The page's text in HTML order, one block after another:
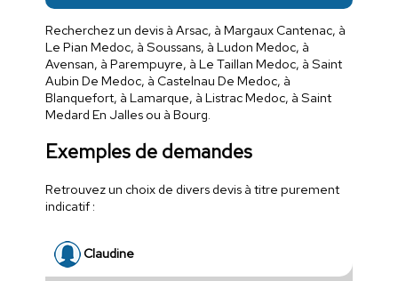
Recherchez un devis à Arsac, à Margaux Cantenac, à
Le Pian Medoc, à Soussans, à Ludon Medoc, à
Avensan, à Parempuyre, à Le Taillan Medoc, à Saint
Aubin De Medoc, à Castelnau De Medoc, à
Blanquefort, à Lamarque, à Listrac Medoc, à Saint
Medard En Jalles ou à Bourg.
Exemples de demandes
Retrouvez un choix de divers devis à titre purement
indicatif :
Claudine